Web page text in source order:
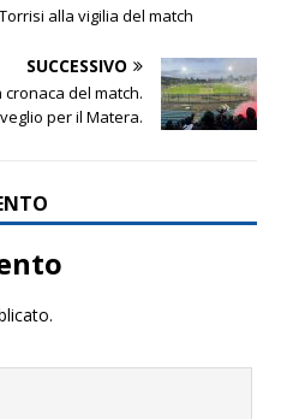
alla vigilia del match
SUCCESSIVO
cronaca del match.
per il Matera.